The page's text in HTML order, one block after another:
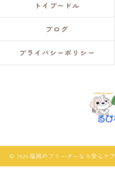
トイプードル
ブログ
プライバシーポリシー
© 2026 福岡のブリーダーなら安心ケ